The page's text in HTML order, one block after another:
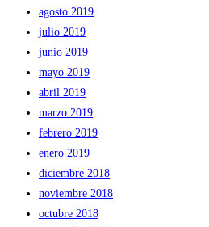
agosto 2019
julio 2019
junio 2019
mayo 2019
abril 2019
marzo 2019
febrero 2019
enero 2019
diciembre 2018
noviembre 2018
octubre 2018